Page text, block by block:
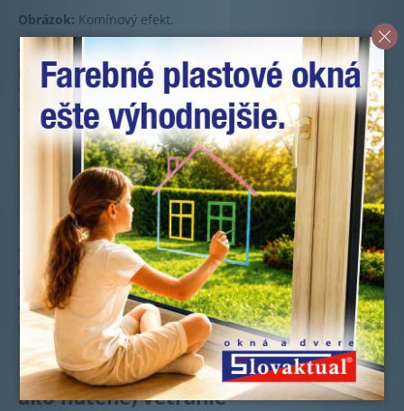
Obrázok: Komínový efekt.
S každým vetraním však v zime strácate teplo, ktoré je
potrebné vykurovaním obnoviť. Naopak, v lete vpúšťate do
vnútra horúci letný vzduch a ten potrebujete následne
ochladiť klimatizáciou.
Nedostatočné vetranie domu znižuje náš
výkon a môže viesť až k chronickým
ochoreniam
Svoju úlohu zohráva aj ľudský faktor, na pravidelné a
dostatočne dlhé vetranie skrátka ľahko zabudneme. Ďalším
negatívny vplyv môže mať aj zlá kvalita vonkajšieho ovzdušia
v rôznom období roka, napríklad vplyvom dopravy,
priemyslu alebo vykurovacej sezóny.
Riadené (niekedy tiež označované
ako nútené) vetranie